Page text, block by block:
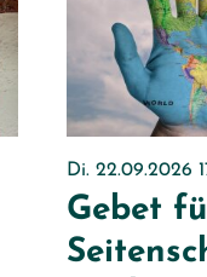
Di. 22.09.2026
Gebet